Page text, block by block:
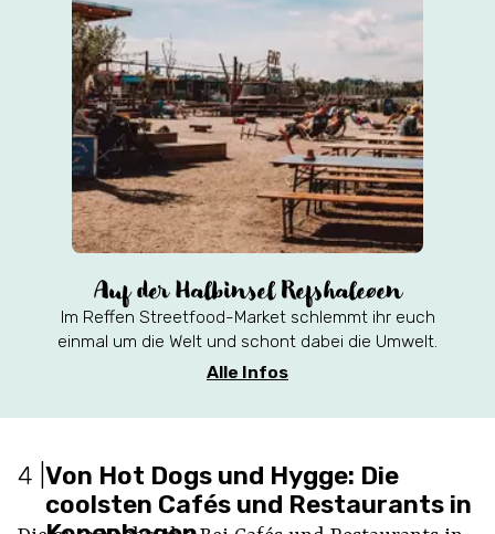
Auf der Halbinsel Refshaleøen
Im Reffen Streetfood-Market schlemmt ihr euch
einmal um die Welt und schont dabei die Umwelt.
Alle Infos
4 Von Hot Dogs und Hygge: Die
coolsten Cafés und Restaurants in